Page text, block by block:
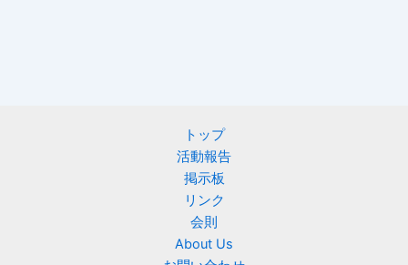
トップ
活動報告
掲示板
リンク
会則
About Us